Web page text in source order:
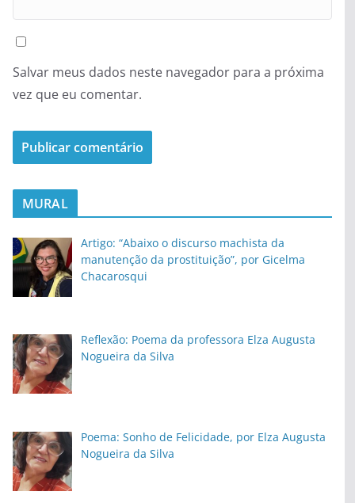
Salvar meus dados neste navegador para a próxima
vez que eu comentar.
MURAL
Artigo: “Abaixo o discurso machista da
manutenção da prostituição”, por Gicelma
Chacarosqui
Reflexão: Poema da professora Elza Augusta
Nogueira da Silva
Poema: Sonho de Felicidade, por Elza Augusta
Nogueira da Silva